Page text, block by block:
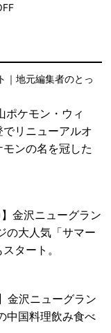
｜地元編集者のとっ
ポケモン・ウィ
リニューアルオ
ンの名を冠した
金沢ニューグラン
の大人気「サマー
タート。
金沢ニューグラン
中国料理飲み食べ